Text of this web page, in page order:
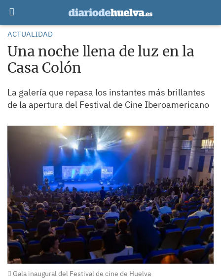
ACTUALIDAD
Una noche llena de luz en la
Casa Colón
La galería que repasa los instantes más brillantes
de la apertura del Festival de Cine Iberoamericano
Gala inaugural del Festival de cine de Huelva